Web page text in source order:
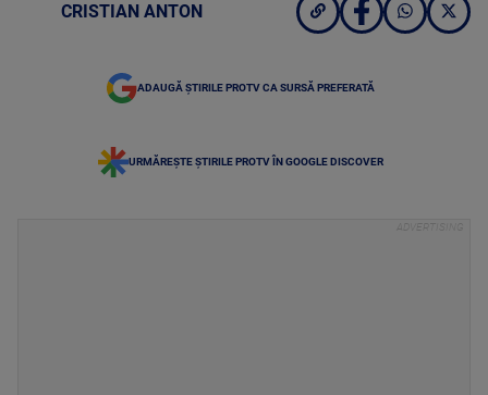
CRISTIAN ANTON
ADAUGĂ ȘTIRILE PROTV CA SURSĂ PREFERATĂ
URMĂREȘTE ȘTIRILE PROTV ÎN GOOGLE DISCOVER